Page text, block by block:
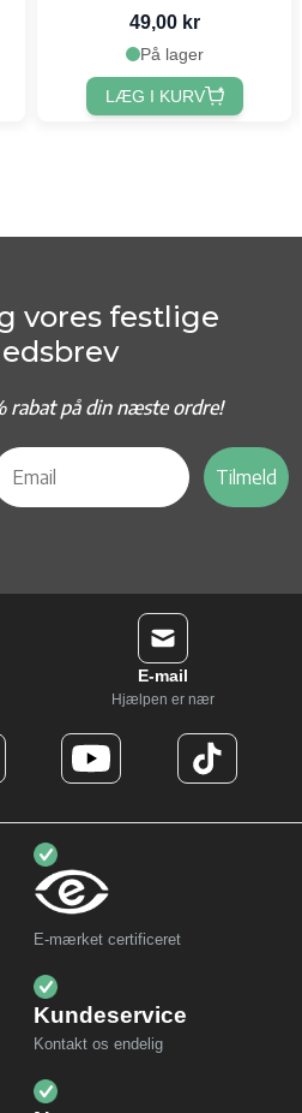
49,00 kr
På lager
LÆG I KURV
vores festlige
rabat på din næste ordre!
Tilmeld
E-mail
Hjælpen er nær
E-mærket certificeret
Kundeservice
Kontakt os endelig